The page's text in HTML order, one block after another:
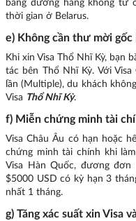
bằng đường hàng không từ
thời gian ở Belarus.
e) Không cần thư mời
Khi xin Visa Thổ Nhĩ Kỳ, bạn
tác bên Thổ Nhĩ Kỳ. Với
lần (Multiple), du khách
Visa Thổ Nhĩ Kỳ.
f) Miễn chứng minh tài
Visa Châu Âu có hạn hoặc
chứng minh tài chính khi
Visa Hàn Quốc, đương
$5000 USD có kỳ hạn 3
nhất 1 tháng.
g) Tăng xác suất xin Visa